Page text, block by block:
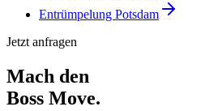
Entrümpelung Potsdam
Jetzt anfragen
Mach den
Boss Move.